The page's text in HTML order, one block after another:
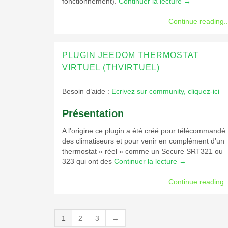
Continue reading...
PLUGIN JEEDOM THERMOSTAT
VIRTUEL (THVIRTUEL)
Besoin d’aide : Ecrivez sur community, cliquez-ici
Présentation
A l’origine ce plugin a été créé pour télécommandé
des climatiseurs et pour venir en complément d’un
thermostat « réel » comme un Secure SRT321 ou
323 qui ont des Continuer la lecture →
Continue reading...
1 2 3 →